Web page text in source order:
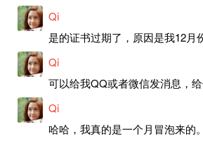
Qi
Qi
Qi
哈哈，我真的是一个月冒泡来的。